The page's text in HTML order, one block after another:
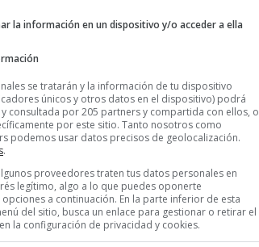
la información en un dispositivo y/o acceder a ella
se tratarán y la información de tu dispositivo
únicos y otros datos en el dispositivo) podrá
consultada por 205 partners y compartida con ellos, o
por este sitio. Tanto nosotros como
podemos usar datos precisos de geolocalización.
.
proveedores traten tus datos personales en
legítimo, algo a lo que puedes oponerte
a continuación. En la parte inferior de esta
del sitio, busca un enlace para gestionar o retirar el
la configuración de privacidad y cookies.